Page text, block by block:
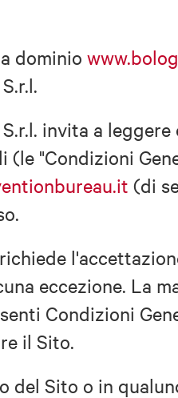
dominio
invita a
(le "Condizioni
(di
eccezione. La
Condizioni
il Sito.
del Sito o in